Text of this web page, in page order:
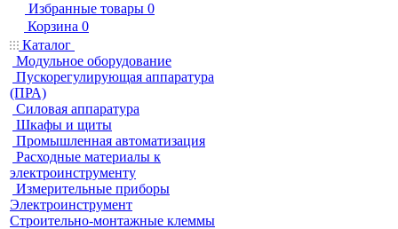
Избранные товары 0
Корзина 0
Каталог
Модульное оборудование
Пускорегулирующая аппаратура
(ПРА)
Силовая аппаратура
Шкафы и щиты
Промышленная автоматизация
Расходные материалы к
электроинструменту
Измерительные приборы
Электроинструмент
Строительно-монтажные клеммы